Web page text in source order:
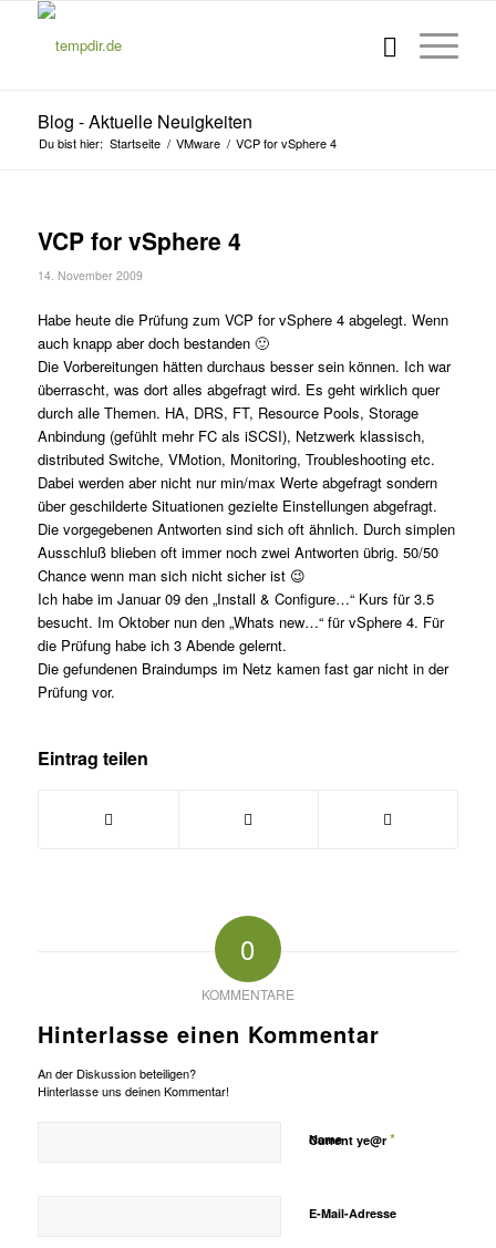
Blog - Aktuelle Neuigkeiten
Du bist hier: Startseite / VMware / VCP for vSphere 4
VCP for vSphere 4
14. November 2009
Habe heute die Prüfung zum VCP for vSphere 4 abgelegt. Wenn
auch knapp aber doch bestanden 🙂
Die Vorbereitungen hätten durchaus besser sein können. Ich war
überrascht, was dort alles abgefragt wird. Es geht wirklich quer
durch alle Themen. HA, DRS, FT, Resource Pools, Storage
Anbindung (gefühlt mehr FC als iSCSI), Netzwerk klassisch,
distributed Switche, VMotion, Monitoring, Troubleshooting etc.
Dabei werden aber nicht nur min/max Werte abgefragt sondern
über geschilderte Situationen gezielte Einstellungen abgefragt.
Die vorgegebenen Antworten sind sich oft ähnlich. Durch simplen
Ausschluß blieben oft immer noch zwei Antworten übrig. 50/50
Chance wenn man sich nicht sicher ist 😉
Ich habe im Januar 09 den „Install & Configure…“ Kurs für 3.5
besucht. Im Oktober nun den „Whats new…“ für vSphere 4. Für
die Prüfung habe ich 3 Abende gelernt.
Die gefundenen Braindumps im Netz kamen fast gar nicht in der
Prüfung vor.
Eintrag teilen
0
KOMMENTARE
Hinterlasse einen Kommentar
An der Diskussion beteiligen?
Hinterlasse uns deinen Kommentar!
Name
E-Mail-Adresse
Current ye@r *